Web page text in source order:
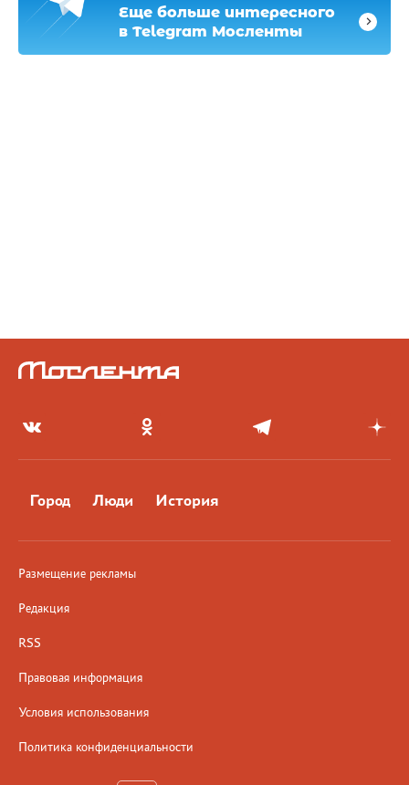
Еще больше интересного
в Telegram Мосленты
Город Люди История
Размещение рекламы
Редакция
RSS
Правовая информация
Условия использования
Политика конфиденциальности